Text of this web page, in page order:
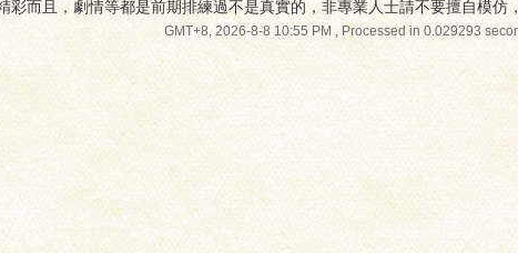
彩而且，劇情等都是前期排練過不是真實的，非專業人士請不要擅自模仿
GMT+8, 2026-8-8 10:55 PM , Processed in 0.029293